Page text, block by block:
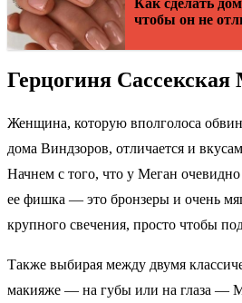
чтобы он не
Герцогиня
Женщина, которую вполголоса
дома Виндзоров, отличается и
Начнем с того, что у Меган
ее фишка — это бронзеры и очень
крупного свечения, просто чтобы
Также выбирая между двумя
макияже — на губы или на глаза —